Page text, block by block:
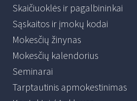
Skaičiuoklės ir pagalbininkai
Sąskaitos ir įmokų kodai
Mokesčių žinynas
Mokesčių kalendorius
Seminarai
Tarptautinis apmokestinimas